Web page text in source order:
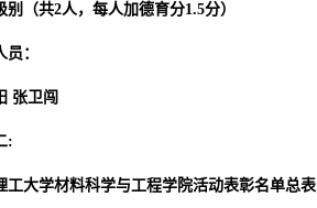
别（共2人，每人加德育分1.5分）
：
张卫闯
:
工大学材料科学与工程学院活动表彰名单总表